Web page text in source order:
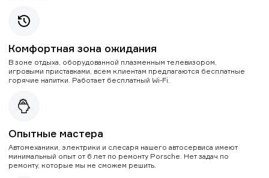
Комфортная зона ожидания
В зоне отдыха, оборудованной плазменным телевизором,
игровыми приставками, всем клиентам предлагаются бесплатные
горячие напитки. Работает бесплатный Wi-Fi.
Опытные мастера
Автомеханики, электрики и слесаря нашего автосервиса имеют
минимальный опыт от 6 лет по ремонту Porsche. Нет задач по
ремонту, которые мы не сможем решить.